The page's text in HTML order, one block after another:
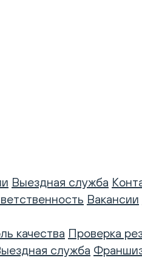
Выездная служба
Вакансии
качества Проверка
служба